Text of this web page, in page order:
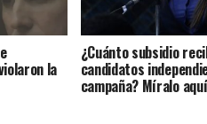
la
¿Cuánto subsidio
candidatos
campaña? Míralo aquí